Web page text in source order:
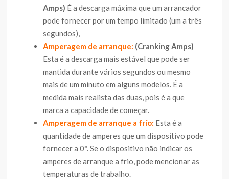
Amps) É a descarga máxima que um arrancador
pode fornecer por um tempo limitado (um a três
segundos),
Amperagem de arranque: (Cranking Amps)
Esta é a descarga mais estável que pode ser
mantida durante vários segundos ou mesmo
mais de um minuto em alguns modelos. É a
medida mais realista das duas, pois é a que
marca a capacidade de começar.
Amperagem de arranque a frío: Esta é a
quantidade de amperes que um dispositivo pode
fornecer a 0°. Se o dispositivo não indicar os
amperes de arranque a frio, pode mencionar as
temperaturas de trabalho.